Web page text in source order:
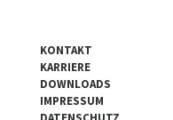
KONTAKT
KARRIERE
DOWNLOADS
IMPRESSUM